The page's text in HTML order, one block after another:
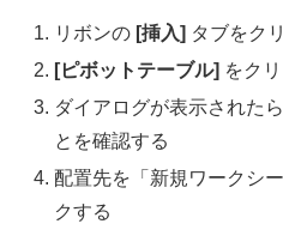
リボンの [挿入] タブをク
[ピボットテーブル] をク
ダイアログが表示された
とを確認する
配置先を「新規ワークシ
クする